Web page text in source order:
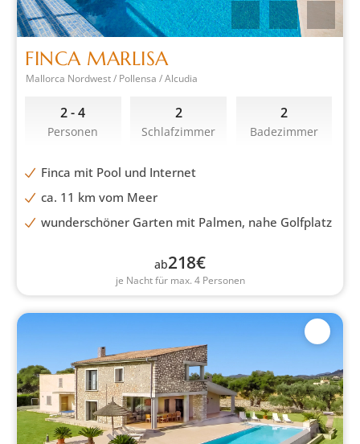
FINCA MARLISA
Mallorca Nordwest / Pollensa / Alcudia
2 - 4
Personen
2
Schlafzimmer
2
Badezimmer
Finca mit Pool und Internet
ca. 11 km vom Meer
wunderschöner Garten mit Palmen, nahe Golfplatz
ab218€
je Nacht für max. 4 Personen